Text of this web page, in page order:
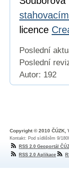
licence
Poslední
Poslední
Autor: 192
Copyright © 2010 ČÚZK,
Kontakt: Pod sídlištěm 9/
RSS 2.0 Geoportál
RSS 2.0 Aplikace